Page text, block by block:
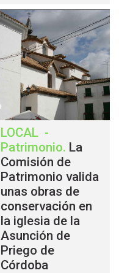
LOCAL -
Patrimonio. La
Comisión de
Patrimonio valida
unas obras de
conservación en
la iglesia de la
Asunción de
Priego de
Córdoba